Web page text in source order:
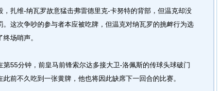
扎维-纳瓦罗故意猛击弗雷德里克-卡努特的背部，但温克却没
。这次争吵的参与者本应被吃牌，但温克对纳瓦罗的挑衅行为选
场哨声。
55分钟，前皇马前锋索尔达多接大卫-洛佩斯的传球头球破门
前不久吃到一张黄牌，他也将因此缺席下一回合的比赛。